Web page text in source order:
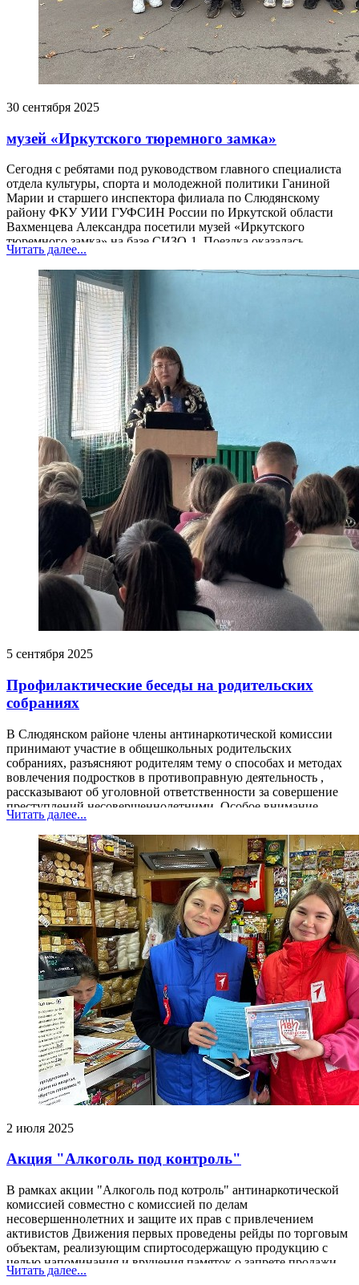
30 сентября 2025
музей «Иркутского тюремного замка»
Сегодня с ребятами под руководством главного специалиста
отдела культуры, спорта и молодежной политики Ганиной
Марии и старшего инспектора филиала по Слюдянскому
району ФКУ УИИ ГУФСИН России по Иркутской области
Вахменцева Александра посетили музей «Иркутского
тюремного замка» на базе СИЗО-1. Поездка оказалась
занимательной и поучительной.
Читать далее...
5 сентября 2025
Профилактические беседы на родительских
собраниях
В Слюдянском районе члены антинаркотической комиссии
принимают участие в общешкольных родительских
собраниях, разъясняют родителям тему о способах и методах
вовлечения подростков в противоправную деятельность ,
рассказывают об уголовной ответственности за совершение
преступлений несовершеннолетними. Особое внимание
обращают на профилактику вовлечения несовершеннолетних
в совершение преступлений...
Читать далее...
2 июля 2025
Акция "Алкоголь под контроль"
В рамках акции "Алкоголь под котроль" антинаркотической
комиссией совместно с комиссией по делам
несовершеннолетних и защите их прав с привлечением
активистов Движения первых проведены рейды по торговым
объектам, реализующим спиртосодержащую продукцию с
целью напоминания и вручения памяток о запрете продажи
несовершеннолетним алкоголя.
Читать далее...